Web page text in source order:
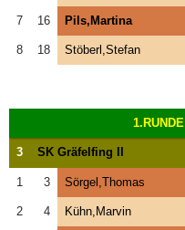
7 16 Pils,Martina
8 18 Stöberl,Stefan
3 SK Gräfelfing II
1 3 Sörgel,Thomas
2 4 Kühn,Marvin